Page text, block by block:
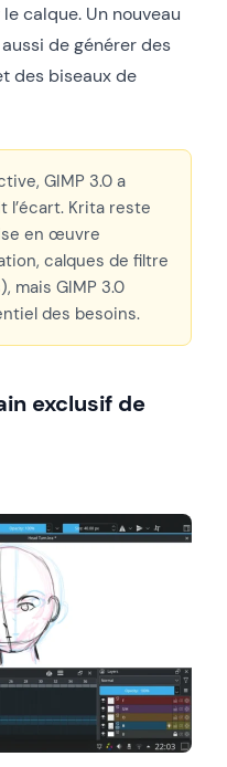
calque. Un nouveau
de générer des
des biseaux de
GIMP 3.0 a
Krita reste
en œuvre
calques de filtre
mais GIMP 3.0
des besoins.
exclusif de